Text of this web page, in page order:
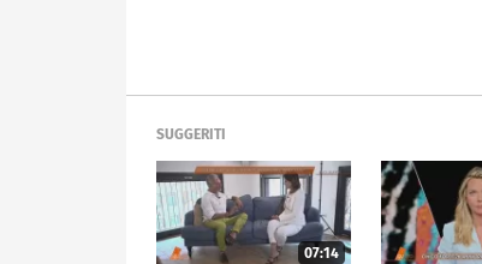
SUGGERITI
07:14